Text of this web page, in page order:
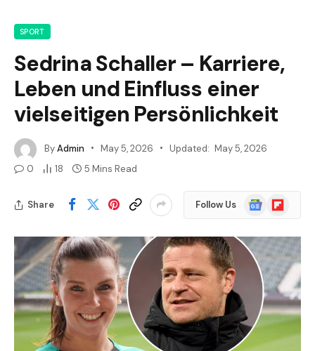
SPORT
Sedrina Schaller – Karriere,
Leben und Einfluss einer
vielseitigen Persönlichkeit
ByAdmin May 5, 2026 Updated: May 5, 2026
0
18 5 Mins Read
Share Follow Us
Google
News
Flipboard